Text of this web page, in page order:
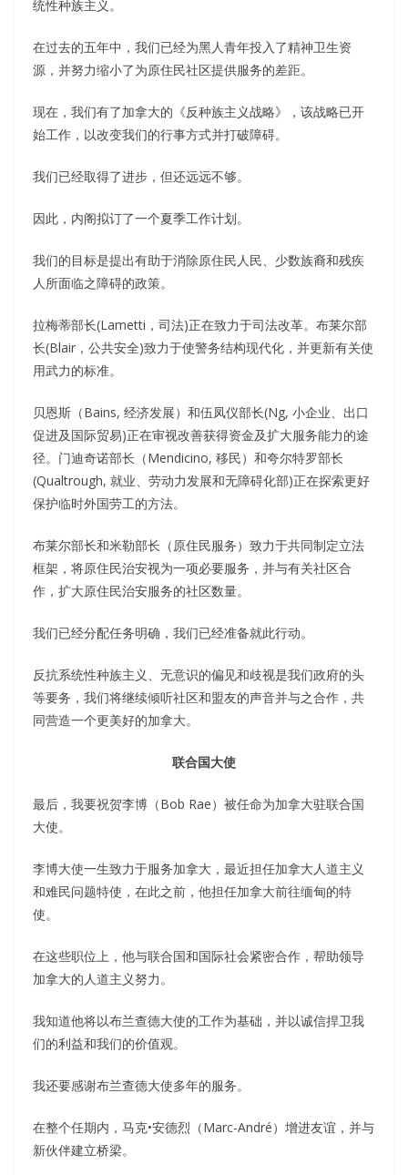
统性种族主义。
在过去的五年中，我们已经为黑人青年投入了精神卫生资
源，并努力缩小了为原住民社区提供服务的差距。
现在，我们有了加拿大的《反种族主义战略》，该战略已开
始工作，以改变我们的行事方式并打破障碍。
我们已经取得了进步，但还远远不够。
因此，内阁拟订了一个夏季工作计划。
我们的目标是提出有助于消除原住民人民、少数族裔和残疾
人所面临之障碍的政策。
拉梅蒂部长(Lametti，司法)正在致力于司法改革。布莱尔部
长(Blair，公共安全)致力于使警务结构现代化，并更新有关使
用武力的标准。
贝恩斯（Bains, 经济发展）和伍凤仪部长(Ng, 小企业、出口
促进及国际贸易)正在审视改善获得资金及扩大服务能力的途
径。门迪奇诺部长（Mendicino, 移民）和夸尔特罗部长
(Qualtrough, 就业、劳动力发展和无障碍化部)正在探索更好
保护临时外国劳工的方法。
布莱尔部长和米勒部长（原住民服务）致力于共同制定立法
框架，将原住民治安视为一项必要服务，并与有关社区合
作，扩大原住民治安服务的社区数量。
我们已经分配任务明确，我们已经准备就此行动。
反抗系统性种族主义、无意识的偏见和歧视是我们政府的头
等要务，我们将继续倾听社区和盟友的声音并与之合作，共
同营造一个更美好的加拿大。
联合国大使
最后，我要祝贺李博（Bob Rae）被任命为加拿大驻联合国
大使。
李博大使一生致力于服务加拿大，最近担任加拿大人道主义
和难民问题特使，在此之前，他担任加拿大前往缅甸的特
使。
在这些职位上，他与联合国和国际社会紧密合作，帮助领导
加拿大的人道主义努力。
我知道他将以布兰查德大使的工作为基础，并以诚信捍卫我
们的利益和我们的价值观。
我还要感谢布兰查德大使多年的服务。
在整个任期内，马克•安德烈（Marc-André）增进友谊，并与
新伙伴建立桥梁。